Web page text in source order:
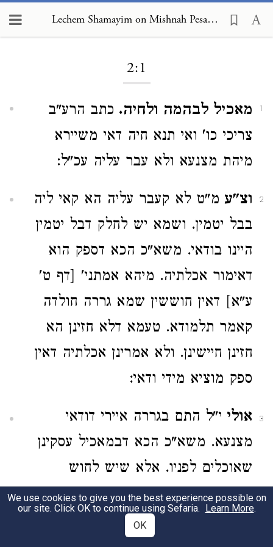
Lechem Shamayim on Mishnah Pesachim 2:1
2:1
1 מאכיל לבהמה ולחיה. כתב הרע"ב
צריכי כו' ואי תנא חיה דאי משיירא
מיהת מצנעא ולא עבר עליה עכ"ל:
2 וצ"ע מ"ט לא קעבר עליה הא קאי ליה
בבל יטמין. ושמא יש לחלק דבל יטמין
היינו בודאי. משא"כ הכא דספק הוא
דאימור אכלתיה. מיהא אמתני' [דף ט'
ע"א] דאין חוששין שמא גררה חולדה
קאמר תלמודא. טעמא דלא חזינן הא
חזינן חיישינן. ולא אמרינן אכלתיה דאין
ספק מוציא מידי ודאי:
3 אולי י"ל התם בגררה איירי דודאי
מצנעא. משא"כ הכא דבמאכיל עסקינן
שאוכלים לפניו. אלא שיש לחוש
שישיירו ואח"כ יצניעו. דספק וספק הוא.
ובאמת שכך משמעות הלשון. ובזה א"צ
We use cookies to give you the best experience possible on
our site. Click OK to continue using Sefaria. Learn More.
OK